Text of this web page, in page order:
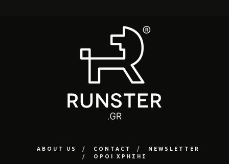
ABOUT US CONTACT
NEWSLETTER
ΟΡΟΙ ΧΡΗΣΗΣ